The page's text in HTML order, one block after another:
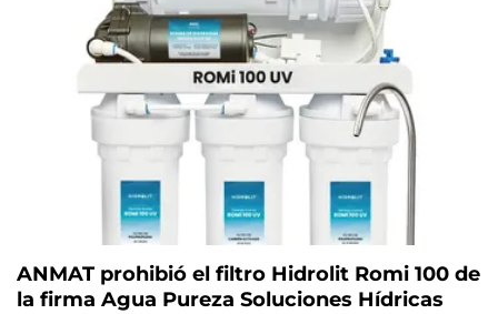
ANMAT prohibió el filtro Hidrolit Romi 100 de
la firma Agua Pureza Soluciones Hídricas